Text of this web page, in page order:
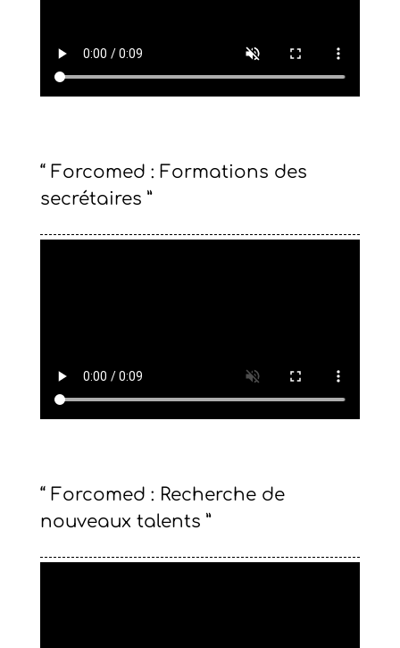
“ Forcomed : Formations des
secrétaires ”
“ Forcomed : Recherche de
nouveaux talents ”